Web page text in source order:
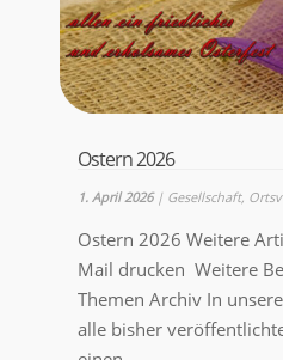
Ostern 2026
1. April 2026| Gesellschaft,
Ostern 2026 Weitere
Mail drucken Weitere
Themen Archiv In
alle bisher